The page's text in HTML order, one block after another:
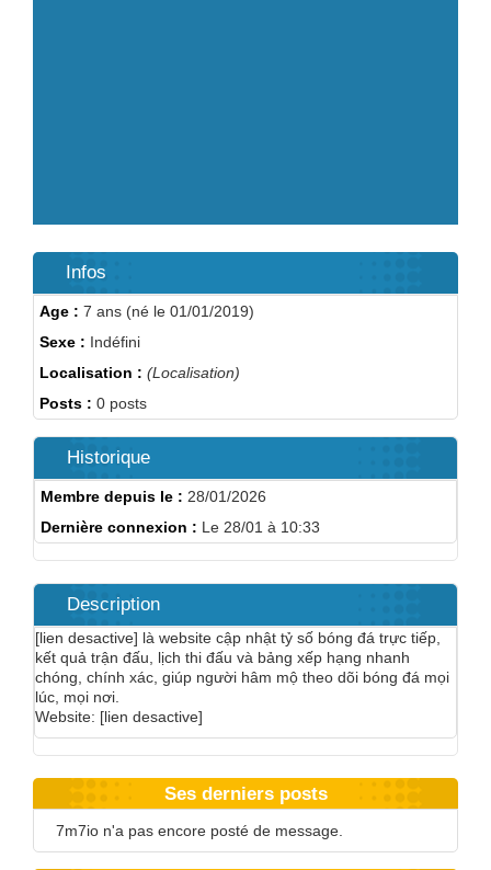
Infos
Age : 7 ans (né le 01/01/2019)
Sexe : Indéfini
Localisation : (Localisation)
Posts : 0 posts
Historique
Membre depuis le : 28/01/2026
Dernière connexion : Le 28/01 à 10:33
Description
[lien desactive] là website cập nhật tỷ số bóng đá trực tiếp,
kết quả trận đấu, lịch thi đấu và bảng xếp hạng nhanh
chóng, chính xác, giúp người hâm mộ theo dõi bóng đá mọi
lúc, mọi nơi.
Website: [lien desactive]
Ses derniers posts
7m7io n'a pas encore posté de message.